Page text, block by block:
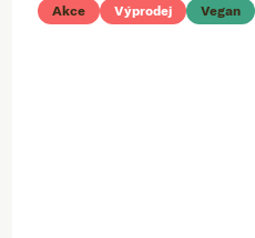
Akce Výprodej Vegan